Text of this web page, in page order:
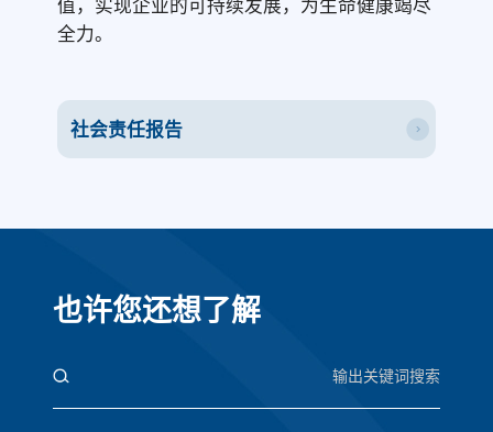
全力。
社会责任报告
也许您还想了解